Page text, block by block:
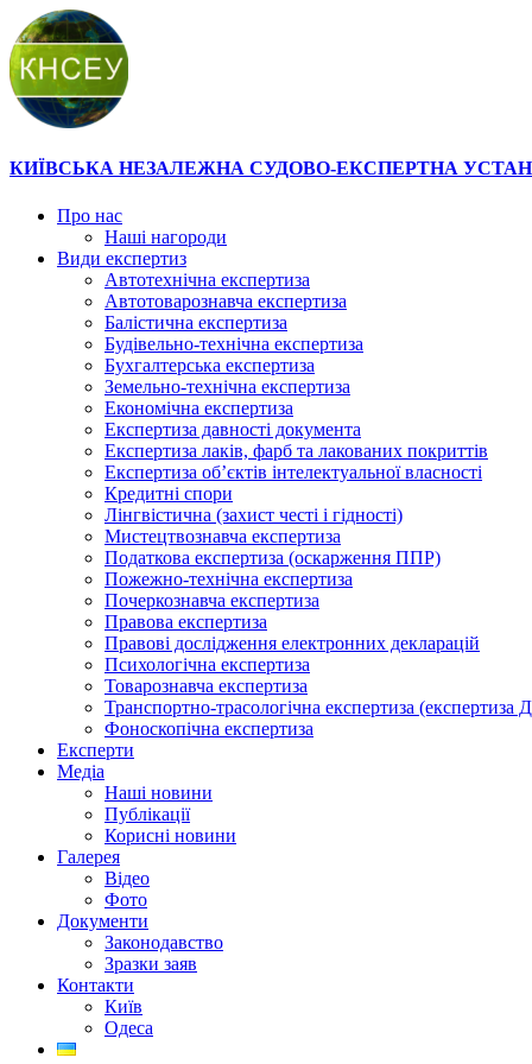
КИЇВСЬКА НЕЗАЛЕЖНА СУДОВО-ЕКСПЕРТНА
Про нас
Наші нагороди
Види експертиз
Автотехнічна експертиза
Автотоварознавча експертиза
Балістична експертиза
Будівельно-технічна експертиза
Бухгалтерська експертиза
Земельно-технічна експертиза
Економічна експертиза
Експертиза давності документа
Експертиза лаків, фарб та лакованих покриттів
Експертиза об’єктів інтелектуальної власності
Кредитні спори
Лінгвістична (захист честі і гідності)
Мистецтвознавча експертиза
Податкова експертиза (оскарження ППР)
Пожежно-технічна експертиза
Почеркознавча експертиза
Правова експертиза
Правові дослідження електронних декларацій
Психологічна експертиза
Товарознавча експертиза
Транспортно-трасологічна експертиза (експертиза
Фоноскопічна експертиза
Експерти
Медіа
Наші новини
Публікації
Корисні новини
Галерея
Відео
Фото
Документи
Законодавство
Зразки заяв
Контакти
Київ
Одеса